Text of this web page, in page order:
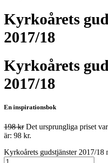
Kyrkoårets
2017/18
Kyrkoårets
2017/18
En inspirationsbok
198kr Det ursprungliga priset
är: 98 kr.
Kyrkoårets gudstjänster 2017/18